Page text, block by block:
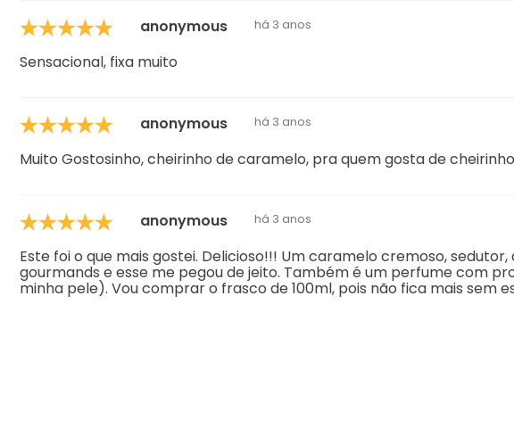
anonymous há 3 anos
Sensacional, fixa muito
anonymous há 3 anos
Muito Gostosinho, cheirinho de caramelo, pra quem gosta de
anonymous há 3 anos
Este foi o que mais gostei. Delicioso!!! Um caramelo cremoso,
gourmands e esse me pegou de jeito. Também é um perfume com
minha pele). Vou comprar o frasco de 100ml, pois não fica mais sem